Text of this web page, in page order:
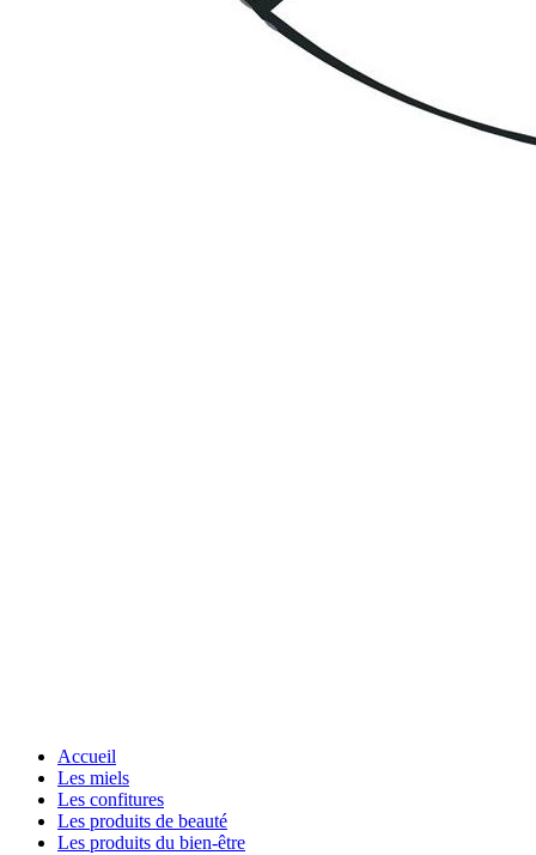
Accueil
Les miels
Les confitures
Les produits de beauté
Les produits du bien-être